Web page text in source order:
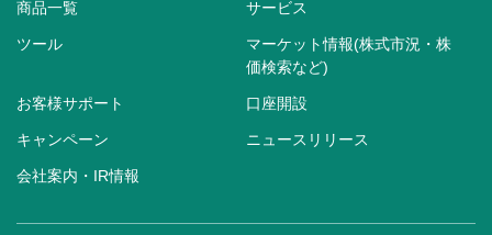
商品一覧 サービス
ツール
マーケット情報(株式市況・株
価検索など)
お客様サポート 口座開設
キャンペーン ニュースリリース
会社案内・IR情報